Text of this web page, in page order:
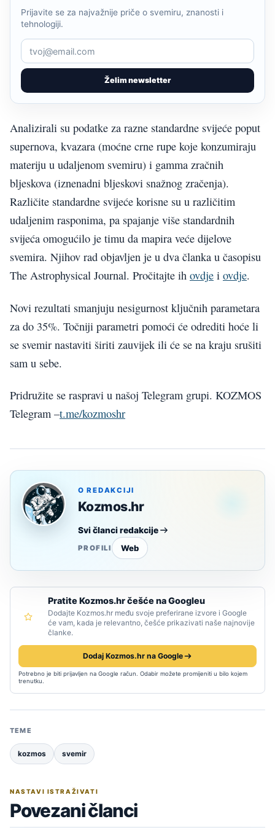
Želim newsletter
Prijavite se za najvažnije priče o svemiru, znanosti i
tehnologiji.
Analizirali su podatke za razne standardne svijeće poput
supernova, kvazara (moćne crne rupe koje konzumiraju
materiju u udaljenom svemiru) i gamma zračnih
bljeskova (iznenadni bljeskovi snažnog zračenja).
Različite standardne svijeće korisne su u različitim
udaljenim rasponima, pa spajanje više standardnih
svijeća omogućilo je timu da mapira veće dijelove
svemira. Njihov rad objavljen je u dva članka u časopisu
The Astrophysical Journal. Pročitajte ih ovdje i ovdje.
Novi rezultati smanjuju nesigurnost ključnih parametara
za do 35%. Točniji parametri pomoći će odrediti hoće li
se svemir nastaviti širiti zauvijek ili će se na kraju srušiti
sam u sebe.
Pridružite se raspravi u našoj Telegram grupi. KOZMOS
Telegram –t.me/kozmoshr
O REDAKCIJI
Kozmos.hr
Svi članci redakcije
PROFILI Web
Pratite Kozmos.hr češće na Googleu
Dodajte Kozmos.hr među svoje preferirane izvore i Google
će vam, kada je relevantno, češće prikazivati naše najnovije
članke.
Dodaj Kozmos.hr na Google
Potrebno je biti prijavljen na Google račun. Odabir možete promijeniti u bilo kojem
trenutku.
TEME
kozmos svemir
NASTAVI ISTRAŽIVATI
Povezani članci